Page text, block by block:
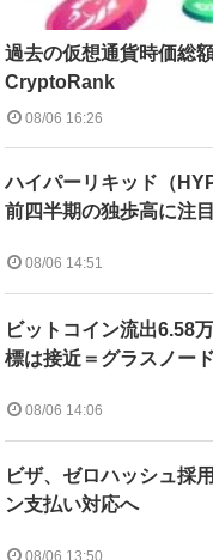
過去の仮想通貨時価総
CryptoRank
08/06 16:26
ハイパーリキッド（
前四半期の独歩高に注目
08/06 14:51
ビットコイン流出6.58
標は接近＝グラスノード
08/06 14:06
ビザ、ゼロハッシュ採
ン支払い対応へ
08/06 13:50